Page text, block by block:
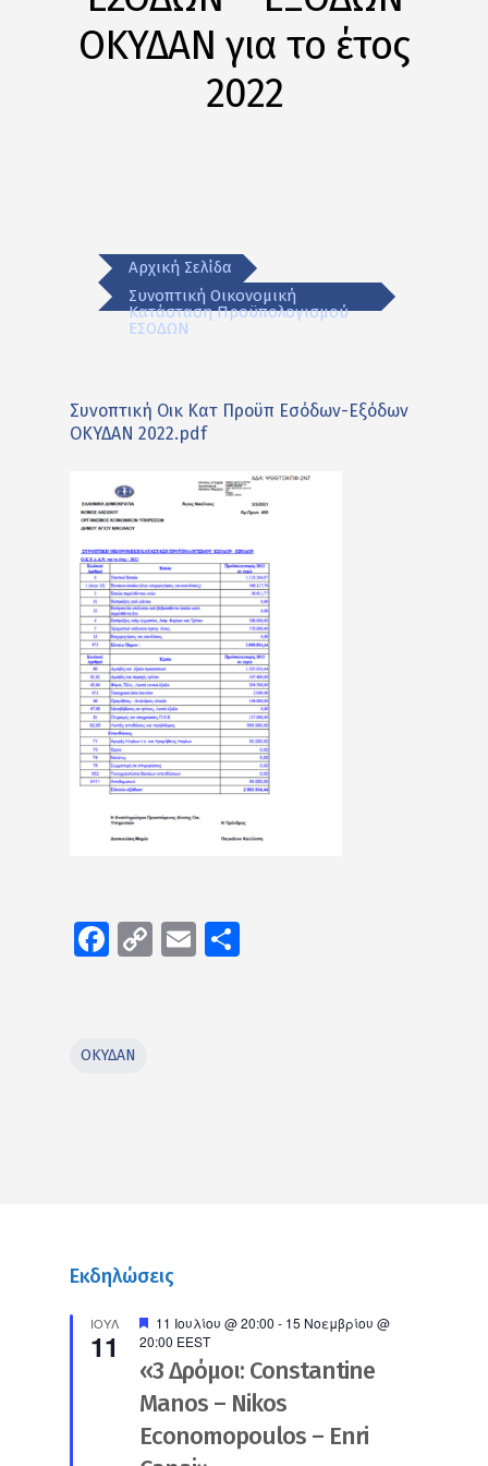
ΟΚΥΔΑΝ για το έτος
2022
Αρχική Σελίδα
Συνοπτική Οικονομική
Κατάσταση Προϋπολογισμού
ΕΣΟΔΩΝ
Συνοπτική Οικ Κατ Προϋπ Εσόδων-Εξόδων
ΟΚΥΔΑΝ 2022.pdf
Facebook
CopyEmail
ΟΚΥΔΑΝ
Εκδηλώσεις
ΙΟΎΛ
11
Προτεινόμενο
11 Ιουλίου @ 20:00 - 15 Νοεμβρίου @
20:00 EEST
«3 Δρόμοι: Constantine
Manos – Nikos
Economopoulos – Enri